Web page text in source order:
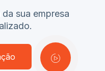
sua empresa